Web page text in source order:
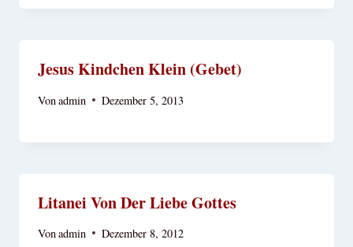
Jesus Kindchen Klein (Gebet)
Vonadmin Dezember 5, 2013
Litanei Von Der Liebe Gottes
Vonadmin Dezember 8, 2012